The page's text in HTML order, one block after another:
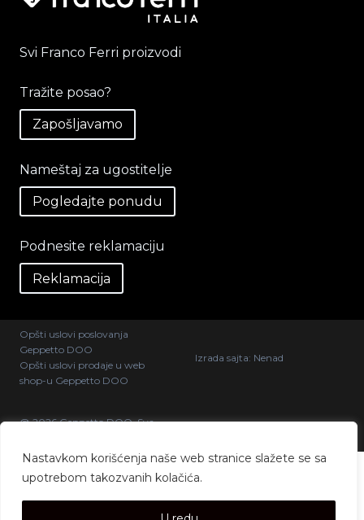
Nastavkom korišćenja naše web stranice slažete se sa
upotrebom takozvanih kolačića.
Svi Franco Ferri proizvodi
Tražite posao?
Zapošljavamo
Nameštaj za ugostitelje
Pogledajte ponudu
Podnesite reklamaciju
Reklamacija
Opšti uslovi poslovanja
Geppetto DOO
Opšti uslovi prodaje u web
shop-u Geppetto DOO
Izrada sajta: Nenad
@ 2026 Geppetto DOO. Sva